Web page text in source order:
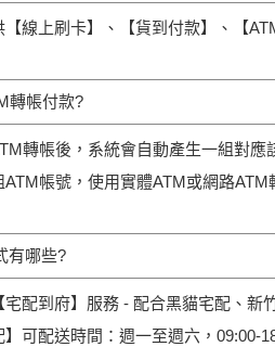
線上刷卡】、【貨到付款】、【
轉帳付款?
轉帳後，系統會自動產生一組對應
帳號，使用實體ATM或網路ATM
有哪些?
宅配到府】服務 - 配合黑貓宅配、新
可配送時間：週一至週六，09:00-